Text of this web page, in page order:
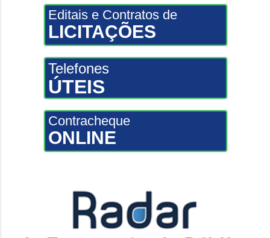
Editais e Contratos de
LICITAÇÕES
Telefones
ÚTEIS
Contracheque
ONLINE